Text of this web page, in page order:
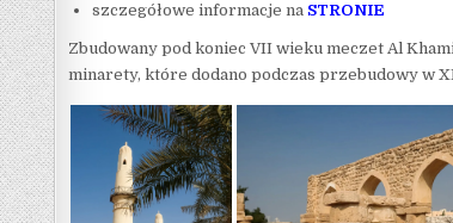
szczegółowe informacje na STRONIE
Zbudowany pod koniec VII wieku meczet Al
minarety, które dodano podczas przebudowy w